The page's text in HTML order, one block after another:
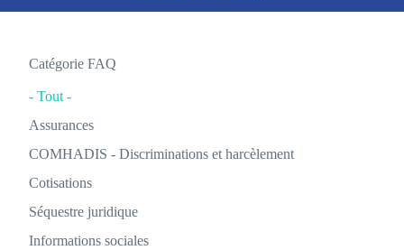
Catégorie FAQ
- Tout -
Assurances
COMHADIS - Discriminations et harcèlement
Cotisations
Séquestre juridique
Informations sociales